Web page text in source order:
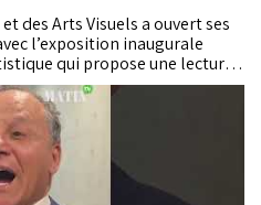
des Arts Visuels a ouvert ses
l’exposition inaugurale
qui propose une lecture
les regards croisés de
marocains et